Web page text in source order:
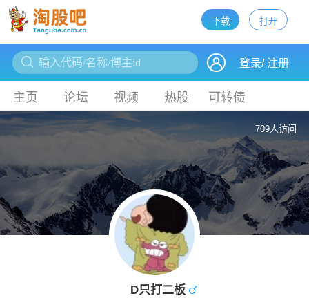
下载
登录/注册
主页 论坛 视频 热股 可转债
打开
下载
709人访问
D只打二板